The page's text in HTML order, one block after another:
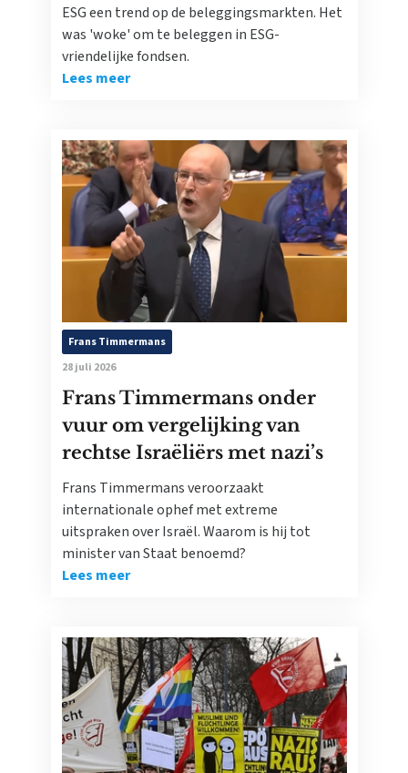
ESG een trend op de beleggingsmarkten. Het
was 'woke' om te beleggen in ESG-
vriendelijke fondsen.
Lees meer
Frans Timmermans
28 juli 2026
Frans Timmermans onder
vuur om vergelijking van
rechtse Israëliërs met nazi’s
Frans Timmermans veroorzaakt
internationale ophef met extreme
uitspraken over Israël. Waarom is hij tot
minister van Staat benoemd?
Lees meer